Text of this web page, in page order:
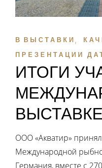
В ВЫСТАВКИ
ПРЕЗЕНТАЦИИ
ИТОГИ
ООО «Акватир»
Международной
Германия, вместе с